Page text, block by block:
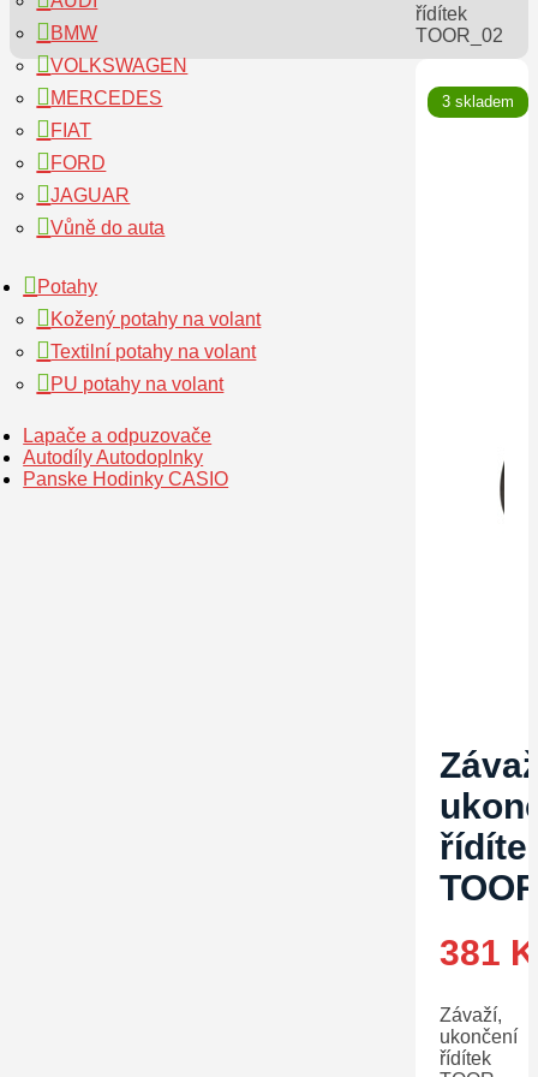
BMW
VOLKSWAGEN
MERCEDES
FIAT
FORD
JAGUAR
Vůně do auta
Potahy
Kožený potahy na volant
Textilní potahy na volant
PU potahy na volant
Lapače a odpuzovače
Autodíly Autodoplnky
Panske Hodinky CASIO
řídítek
TOOR_02
🔍
381
Závaží,
ukončení
řídítek
3 skladem